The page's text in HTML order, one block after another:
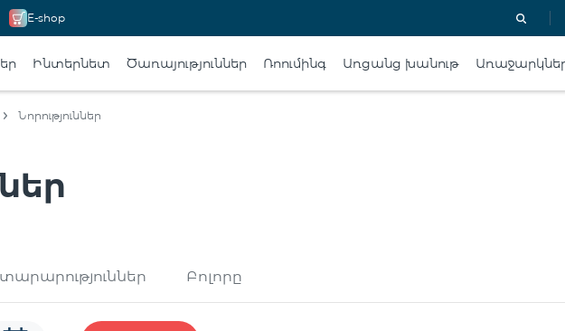
E-shop
Ինտերնետ Ծառայություններ Ռոումինգ Առցանց խանութ
Նորություններ
Բոլորը